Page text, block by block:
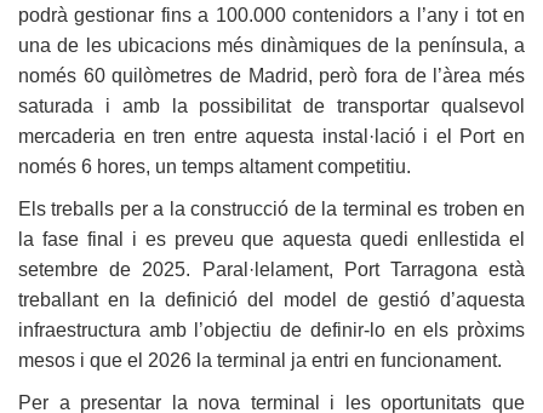
podrà gestionar fins a 100.000 contenidors a l’any i tot en
una de les ubicacions més dinàmiques de la península, a
només 60 quilòmetres de Madrid, però fora de l’àrea més
saturada i amb la possibilitat de transportar qualsevol
mercaderia en tren entre aquesta instal·lació i el Port en
només 6 hores, un temps altament competitiu.
Els treballs per a la construcció de la terminal es troben en
la fase final i es preveu que aquesta quedi enllestida el
setembre de 2025. Paral·lelament, Port Tarragona està
treballant en la definició del model de gestió d’aquesta
infraestructura amb l’objectiu de definir-lo en els pròxims
mesos i que el 2026 la terminal ja entri en funcionament.
Per a presentar la nova terminal i les oportunitats que